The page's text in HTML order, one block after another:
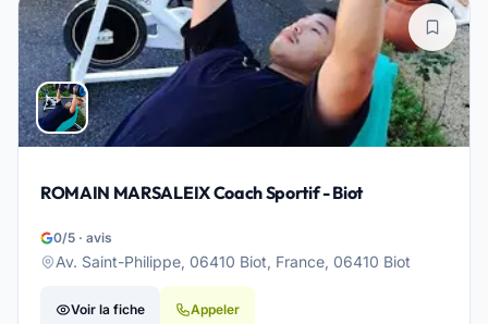
ROMAIN MARSALEIX Coach Sportif - Biot
0/5 · avis
Av. Saint-Philippe, 06410 Biot, France, 06410 Biot
Voir la fiche Appeler